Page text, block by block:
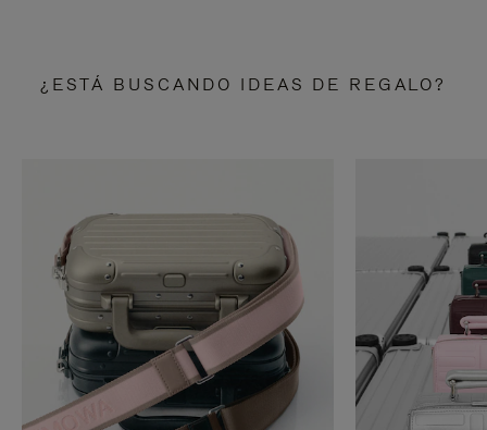
¿ESTÁ BUSCANDO IDEAS DE REGALO?